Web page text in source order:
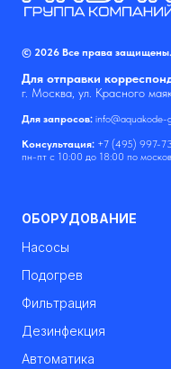
© 2026 Все права защищены.
Для отправки
г. Москва, ул. Красного
Для запросов: info@aquakode-
Консультация: +7 (495) 997-
пн-пт с 10:00 до 18:00 по
ОБОРУДОВАНИЕ
Насосы
Подогрев
Фильтрация
Дезинфекция
Автоматика